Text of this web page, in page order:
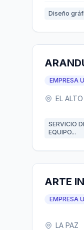
Diseño
EMPRESA
EL ALTO
SERVICIO
EQUIPO...
ARTE
EMPRESA
LA PAZ